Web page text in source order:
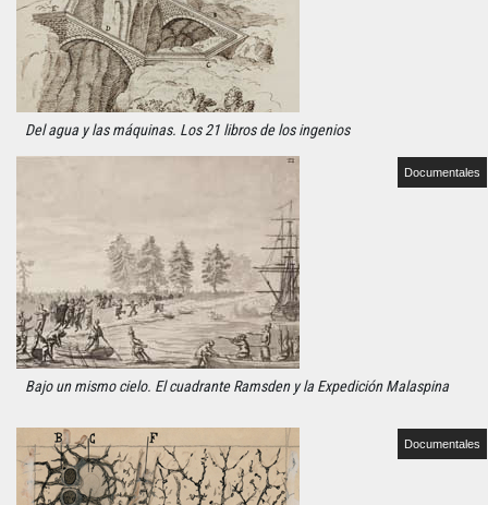
Del agua y las máquinas. Los 21 libros de los ingenios
Documentales
Bajo un mismo cielo. El cuadrante Ramsden y la Expedición Malaspina
Documentales